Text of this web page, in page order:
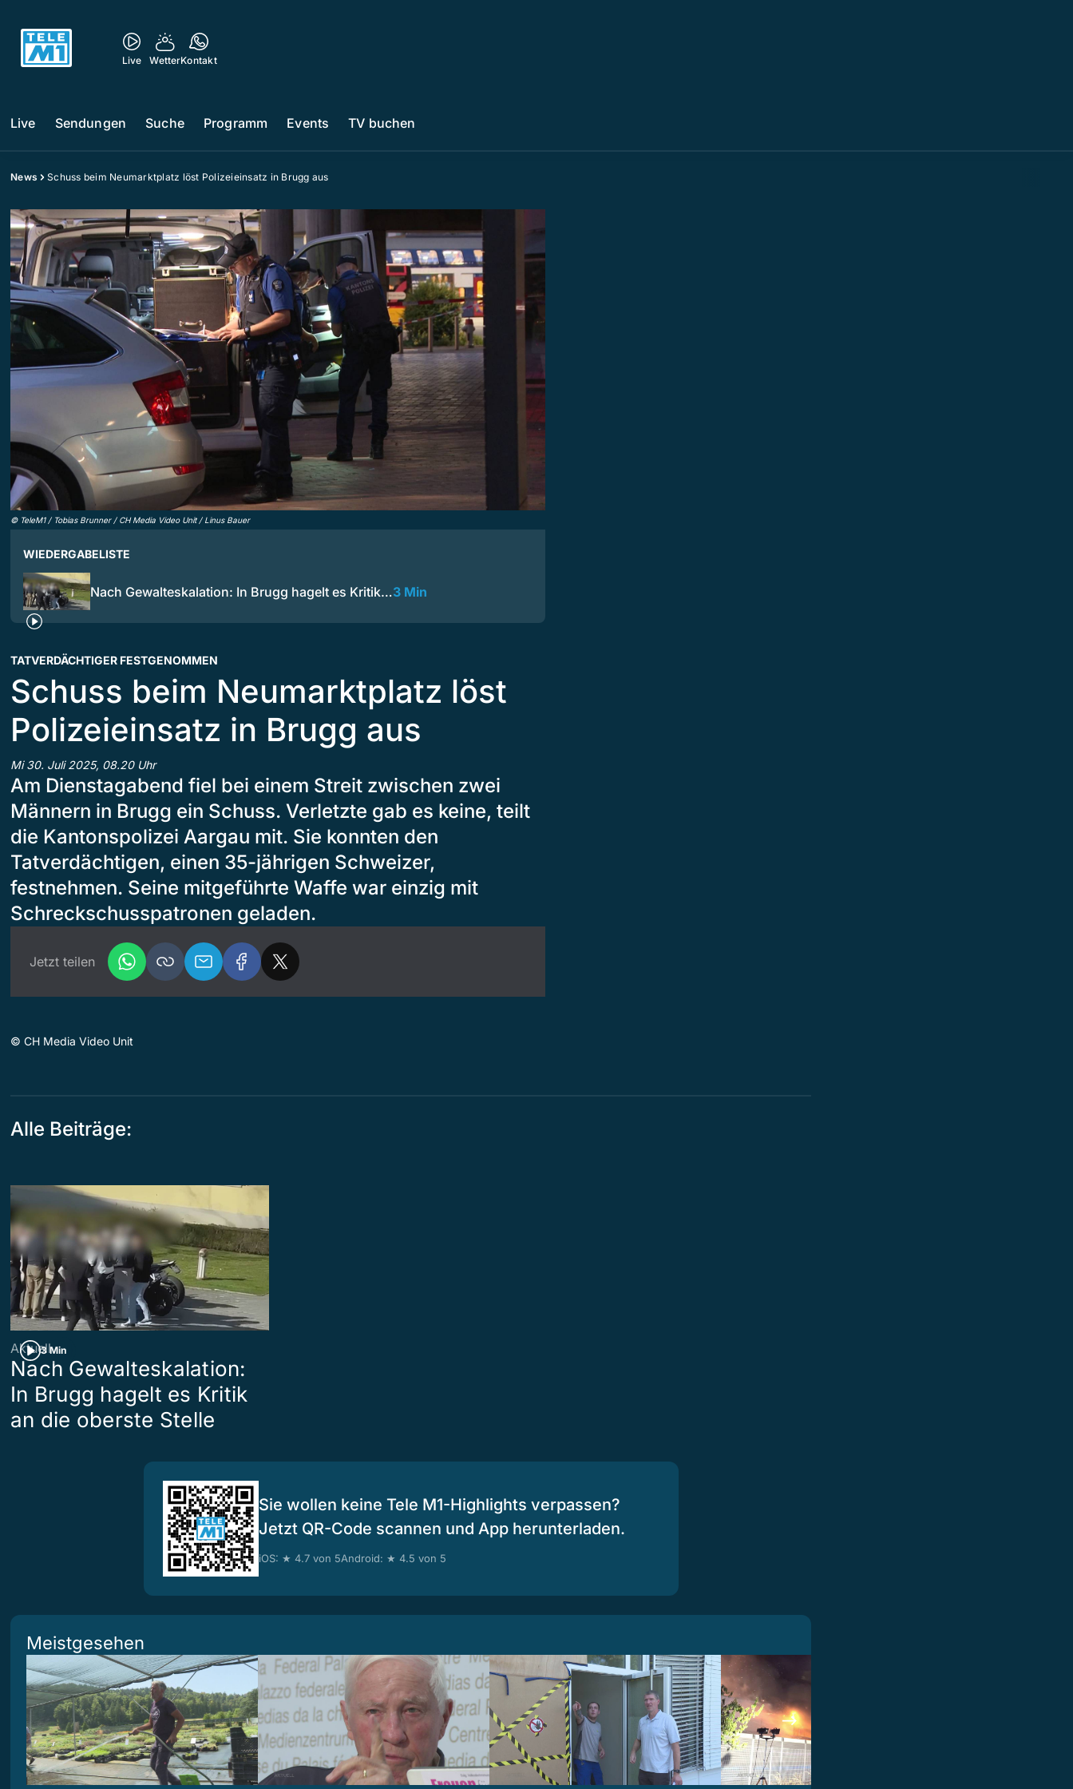
Live WetterKontakt
Live Sendungen Suche Programm Events TV buchen
News Schuss beim Neumarktplatz löst Polizeieinsatz in Brugg aus
© TeleM1 / Tobias Brunner / CH Media Video Unit / Linus Bauer
WIEDERGABELISTE
Nach Gewalteskalation: In Brugg hagelt es Kritik…3 Min
TATVERDÄCHTIGER FESTGENOMMEN
Schuss beim Neumarktplatz löst
Polizeieinsatz in Brugg aus
Mi 30. Juli 2025, 08.20 Uhr
Am Dienstagabend fiel bei einem Streit zwischen zwei
Männern in Brugg ein Schuss. Verletzte gab es keine, teilt
die Kantonspolizei Aargau mit. Sie konnten den
Tatverdächtigen, einen 35-jährigen Schweizer,
festnehmen. Seine mitgeführte Waffe war einzig mit
Schreckschusspatronen geladen.
Jetzt teilen
© CH Media Video Unit
Alle Beiträge:
3 Min
Aktuell
Nach Gewalteskalation:
In Brugg hagelt es Kritik
an die oberste Stelle
Sie wollen keine Tele M1-Highlights verpassen?
Jetzt QR-Code scannen und App herunterladen.
iOS: ★ 4.7 von 5Android: ★ 4.5 von 5
Meistgesehen